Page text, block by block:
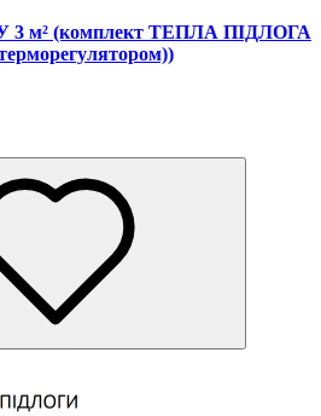
м² (комплект ТЕПЛА ПІДЛОГА